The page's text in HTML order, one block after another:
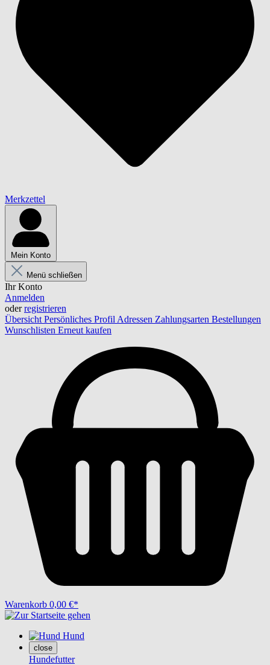
Merkzettel
Mein Konto
Menü schließen
Ihr Konto
Anmelden
oderregistrieren
Übersicht Persönliches Profil Adressen Zahlungsarten Bestellungen
Wunschlisten Erneut kaufen
Warenkorb 0,00 €*
Hund
close
Hundefutter